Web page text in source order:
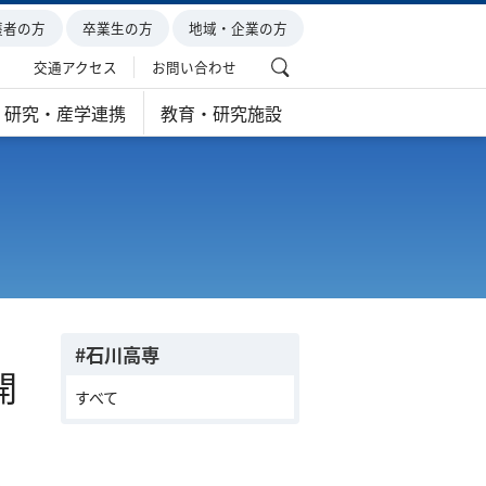
研究・産学連携 教育・研究施設
の方 卒業生の方
地域・企業の方
交通アクセス
お問い合わせ
#石川高専
すべて